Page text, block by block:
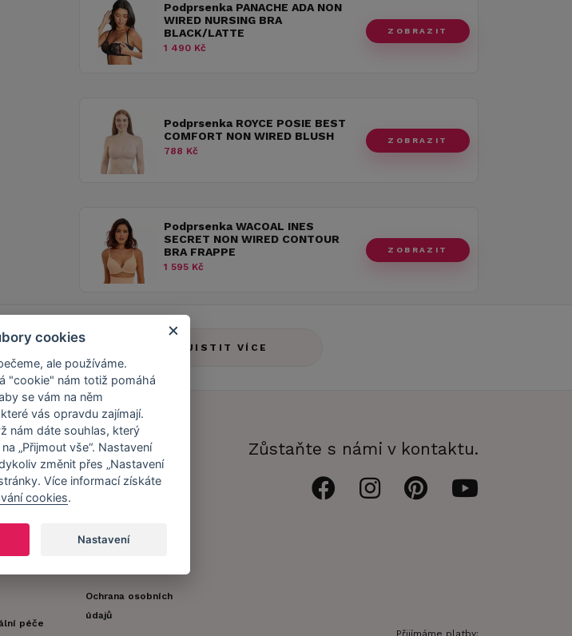
Podprsenka PANACHE ADA NON
WIRED NURSING BRA
BLACK/LATTE
1 490 Kč
ZOBRAZIT
Podprsenka ROYCE POSIE BEST
COMFORT NON WIRED BLUSH
788 Kč
ZOBRAZIT
Podprsenka WACOAL INES
SECRET NON WIRED CONTOUR
BRA FRAPPE
1 595 Kč
ZOBRAZIT
Clubu! ZJISTIT VÍCE
v
péče
Zákaznický účet
Registrace
Ochrana osobních
údajů
Zůstaňte s námi v kontaktu.
Přijímáme platby:
cookies
ale používáme.
"cookie" nám totiž pomáhá
se vám na něm
vás opravdu zajímají.
nám dáte souhlas, který
„Přijmout vše“. Nastavení
změnit přes „Nastavení
Více informací získáte
cookies.
Nastavení